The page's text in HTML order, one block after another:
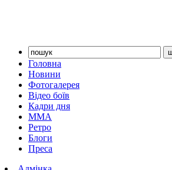
Головна
Новини
Фотогалерея
Відео боїв
Кадри дня
ММА
Ретро
Блоги
Преса